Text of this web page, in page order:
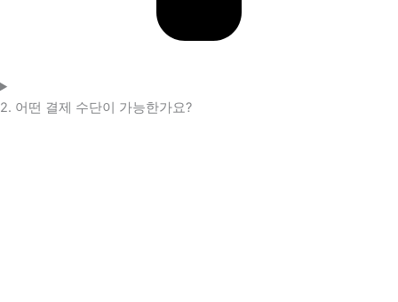
2. 어떤 결제 수단이 가능한가요?